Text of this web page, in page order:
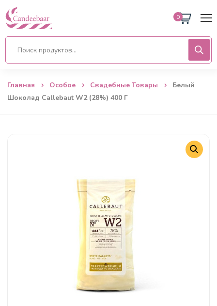
0
Главная Особое Свадебные Товары
Белый
Шоколад Callebaut W2 (28%) 400 Г